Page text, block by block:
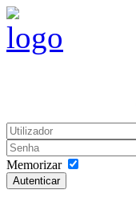
Memorizar
Autenticar